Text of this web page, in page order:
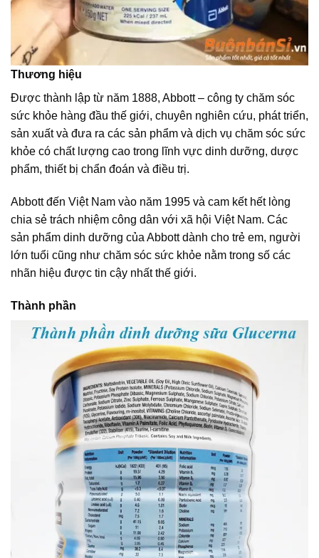
Thương hiệu
Được thành lập từ năm 1888, Abbott – công ty chăm sóc
sức khỏe hàng đầu thế giới, chuyên nghiên cứu, phát triển,
sản xuất và đưa ra các sản phẩm và dịch vụ chăm sóc sức
khỏe có chất lượng cao trong lĩnh vực dinh dưỡng, dược
phẩm, thiết bị chẩn đoán và điều trị.
Abbott đến Việt Nam vào năm 1995 và cam kết hết lòng
chia sẻ trách nhiệm công dân với xã hội Việt Nam. Các
sản phẩm dinh dưỡng của Abbott dành cho trẻ em, người
lớn tuổi cũng như chăm sóc sức khỏe nằm trong số các
nhãn hiệu được tin cậy nhất thế giới.
Thành phần